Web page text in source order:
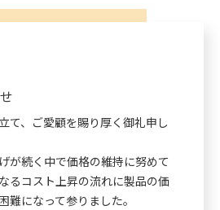
て、ご愛顧を賜り厚く御礼申し
が続く中で価格の維持に努めて
るコスト上昇の流れに製品の価
難になって参りました。